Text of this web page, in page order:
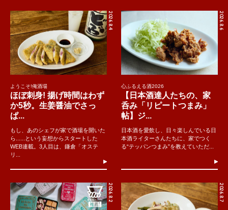
2026.8.4
ようこそ!俺酒場
ほぼ刺身! 揚げ時間はわず
か5秒。生姜醤油でさっ
ぱ...
もし、あのシェフが家で酒場を開いた
ら......という妄想からスタートした
WEB連載。3人目は、鎌倉「オステ
リ...
2026.8.6
心ふるえる酒2026
【日本酒達人たちの、家
呑み「リピートつまみ」
帖】ジ...
日本酒を愛飲し、日々楽しんでいる日
本酒ライターさんたちに、家でつく
る“テッパンつまみ”を教えていただ...
2026.8.2 2026.8.7